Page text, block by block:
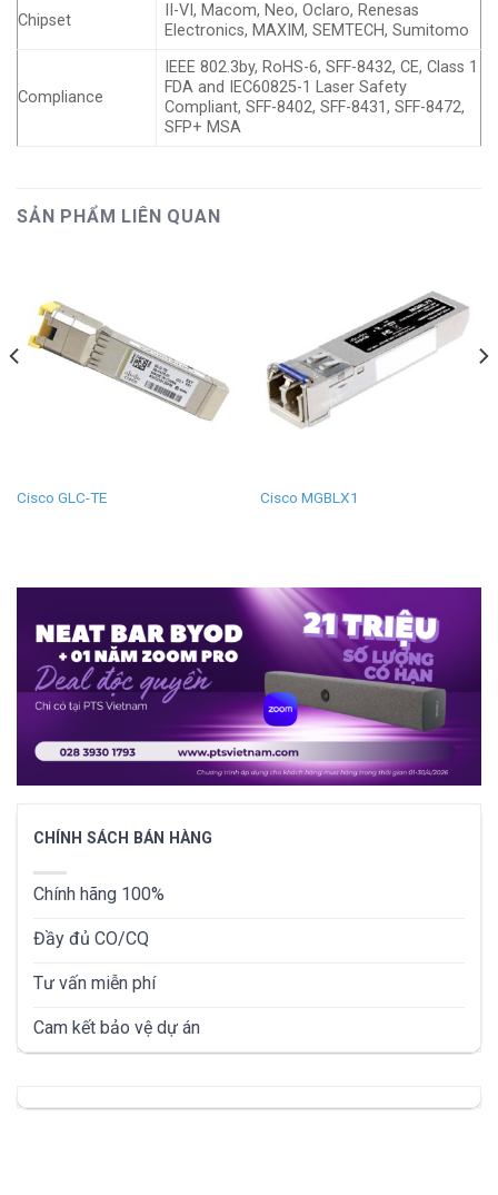
Chipset
II-VI, Macom, Neo, Oclaro, Renesas
Electronics, MAXIM, SEMTECH, Sumitomo
Compliance
IEEE 802.3by, RoHS-6, SFF-8432, CE, Class 1
FDA and IEC60825-1 Laser Safety
Compliant, SFF-8402, SFF-8431, SFF-8472,
SFP+ MSA
SẢN PHẨM LIÊN QUAN
Cisco GLC-TE Cisco MGBLX1
CHÍNH SÁCH BÁN HÀNG
Chính hãng 100%
Đầy đủ CO/CQ
Tư vấn miễn phí
Cam kết bảo vệ dự án